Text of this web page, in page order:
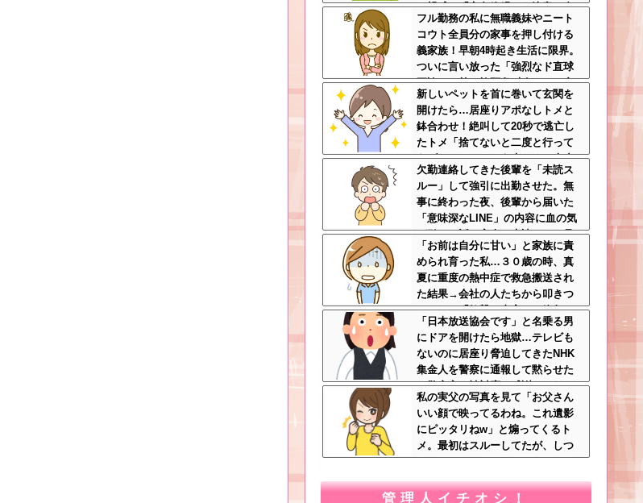
の親戚と「永久絶縁」を決意←自
分の身の安全を最優先にして大正
解
フル勤務の私に無職義妹やニート
コウト全員分の家事を押し付ける
義家族！早朝4時起き生活に限界。
ついに言い放った「強烈なド直球
正論」に義一族阿鼻叫喚ｗｗ←怠
け者どもに正論のナイフをグサリ
新しいペットを首に巻いて玄関を
開けたら…居座りアポなしトメと
鉢合わせ！絶叫して20秒で逃亡し
たトメ「捨てないと二度と行って
あげない！」←もう来なくて大丈
夫ですｗ
欠勤連絡してきた後輩を「未読ス
ルー」して強引に出勤させた。無
事に終わった夜、後輩から届いた
「意味深なLINE」の内容に血の気
が引いた話←完全に未読スルー見
抜かれてて草
「お前は自分に甘い」と家族に責
められ育った私…３０歳の時、真
夏に重度の熱中症で救急搬送され
た結果→会社の人たちから叩きつ
けられた「衝撃の事実」に絶句
「日本放送協会です」と名乗る男
にドアを開けたら地獄…テレビも
ないのに居座り脅迫してきたNHK
集金人を警察に通報して黙らせた
←警察官の神対応に感謝しかない
私の実父の写真を見て「お父さん
いい顔で映ってるわね。これ遺影
にピッタリねw」と煽ってくるト
メ。最初はスルーしてたが、しつ
こいのでスマホのカメラをトメに
ｗ
管理人イチオシ！